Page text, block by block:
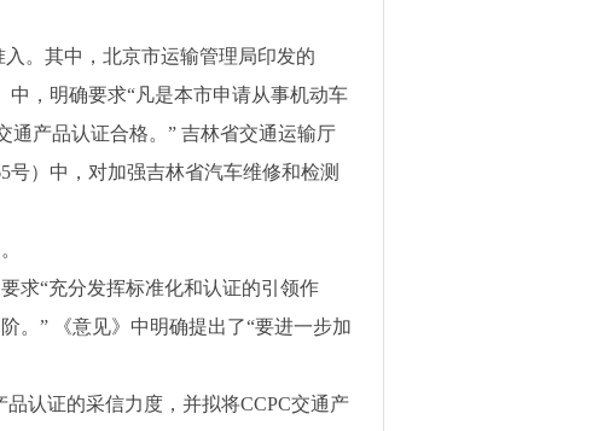
。其中，北京市运输管理局印发的
中，明确要求“凡是本市申请从事机动车
通产品认证合格。” 吉林省交通运输厅
号）中，对加强吉林省汽车维修和检测
求“充分发挥标准化和认证的引领作
。” 《意见》中明确提出了“要进一步加
品认证的采信力度，并拟将CCPC交通产